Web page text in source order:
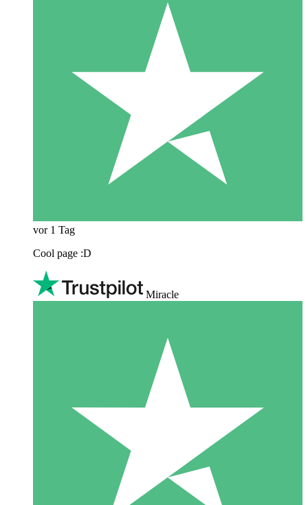
vor 1 Tag
Cool page :D
Miracle